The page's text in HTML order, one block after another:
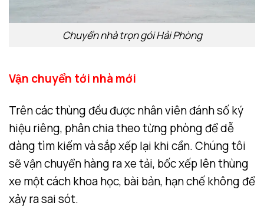
Chuyển nhà trọn gói Hải Phòng
Vận chuyển tới nhà mới
Trên các thùng đều được nhân viên đánh số ký
hiệu riêng, phân chia theo từng phòng để dễ
dàng tìm kiếm và sắp xếp lại khi cần. Chúng tôi
sẽ vận chuyển hàng ra xe tải, bốc xếp lên thùng
xe một cách khoa học, bài bản, hạn chế không để
xảy ra sai sót.